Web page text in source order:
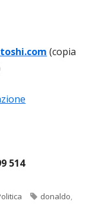
(copia
514
Tag
donaldo,